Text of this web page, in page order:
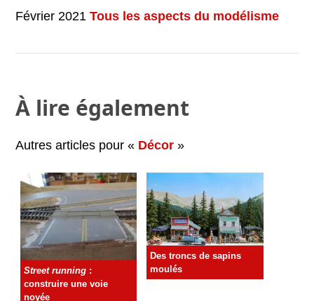
Février 2021 Tous les aspects du modélisme
À lire également
Autres articles pour « Décor »
Street running :
construire une voie
noyée
Des troncs de sapins
moulés